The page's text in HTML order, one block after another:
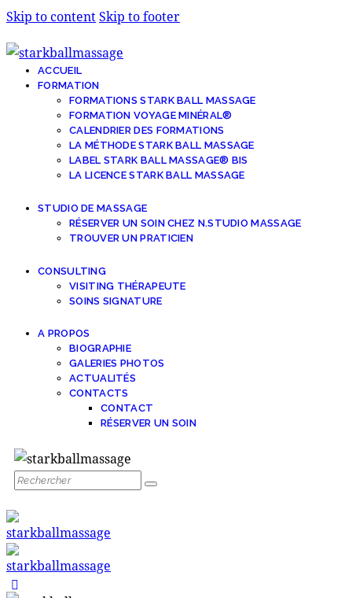
Skip to contentSkip to footer
ACCUEIL
FORMATION
FORMATIONS STARK BALL MASSAGE
FORMATION VOYAGE MINÉRAL®
CALENDRIER DES FORMATIONS
LA MÉTHODE STARK BALL MASSAGE
LABEL STARK BALL MASSAGE® BIS
LA LICENCE STARK BALL MASSAGE
STUDIO DE MASSAGE
RÉSERVER UN SOIN CHEZ N.STUDIO MASSAGE
TROUVER UN PRATICIEN
CONSULTING
VISITING THÉRAPEUTE
SOINS SIGNATURE
A PROPOS
BIOGRAPHIE
GALERIES PHOTOS
ACTUALITÉS
CONTACTS
CONTACT
RÉSERVER UN SOIN